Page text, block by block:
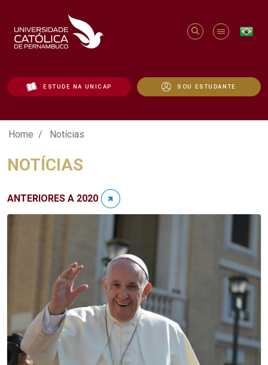
ESTUDE NA UNICAP SOU ESTUDANTE
Notícias - Unicap
Home Notícias
NOTÍCIAS
ANTERIORES A 2020